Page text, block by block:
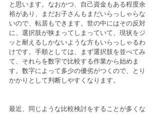
と思います。なおかつ、自己資金もある程度余
裕があり、まだお子さんもまだいらっしゃらな
いので、転居もできます。世の中にはその反対
に、選択肢が狭まってしまっていて、現状をジ
ッと耐えるしかないような方もいらっしゃるわ
けです。手順としては、まず選択肢を並べてみ
て、それらを数字で比較する作業から始めま
す。数字によって多少の優劣がつくので、とり
かかりとして判断しやすくなります。
最近、同じような比較検討をすることが多くな